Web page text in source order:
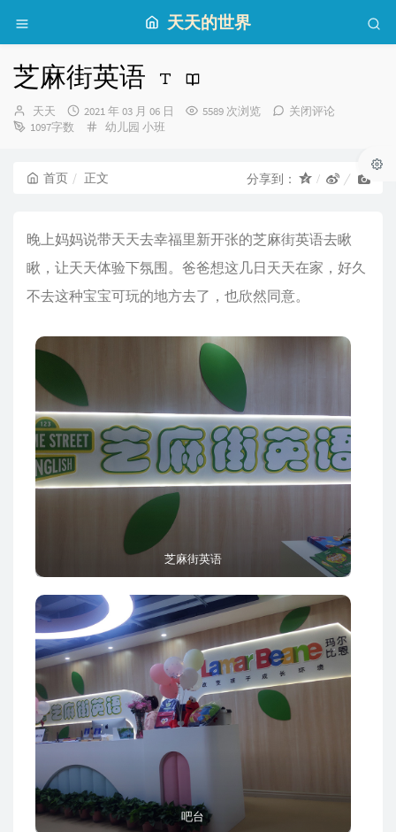
天天的世界
芝麻街英语
博
主：
天天
发
布
2021 年 03 月 06 日 5589 次浏览
关闭评论
1097字数
分
幼儿园 小班
首页 正文 分享到：
晚上妈妈说带天天去幸福里新开张的芝麻街英语去瞅
瞅，让天天体验下氛围。爸爸想这几日天天在家，好久
不去这种宝宝可玩的地方去了，也欣然同意。
芝麻街英语
吧台